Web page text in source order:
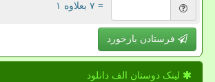
= ۷ بعلاوه ۱
فرستادن بازخورد
لینک دوستان الف دانلود